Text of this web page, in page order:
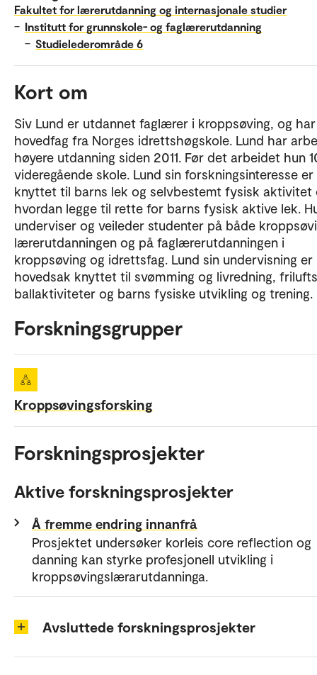
Fakultet for lærerutdanning og internasjonale studier
– Institutt for grunnskole- og faglærerutdanning
– Studielederområde 6
Kort om
Siv Lund er utdannet faglærer i kroppsøving, og har
hovedfag fra Norges idrettshøgskole. Lund har
høyere utdanning siden 2011. Før det arbeidet hun
videregående skole. Lund sin forskningsinteresse er
knyttet til barns lek og selvbestemt fysisk aktivitet
hvordan legge til rette for barns fysisk aktive lek.
underviser og veileder studenter på både
lærerutdanningen og på faglærerutdanningen i
kroppsøving og idrettsfag. Lund sin undervisning er
hovedsak knyttet til svømming og livredning,
ballaktiviteter og barns fysiske utvikling og trening.
Forskningsgrupper
Kroppsøvingsforsking
Forskningsprosjekter
Aktive forskningsprosjekter
Å fremme endring innanfrå
Prosjektet undersøker korleis core reflection og
danning kan styrke profesjonell utvikling i
kroppsøvingslærarutdanninga.
Avsluttede forskningsprosjekter